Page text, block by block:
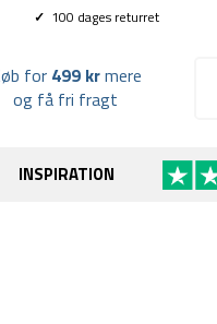
✓ 100 dages returret
for 499 krmere
og få fri fragt
INSPIRATION